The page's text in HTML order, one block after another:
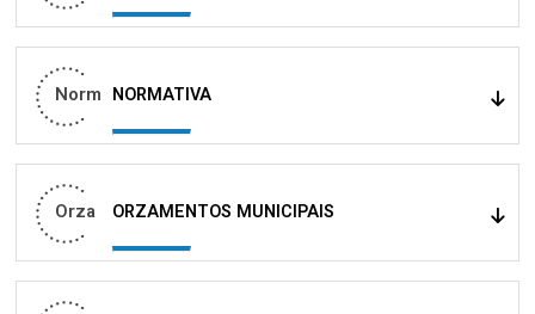
Norm NORMATIVA
Orza ORZAMENTOS MUNICIPAIS